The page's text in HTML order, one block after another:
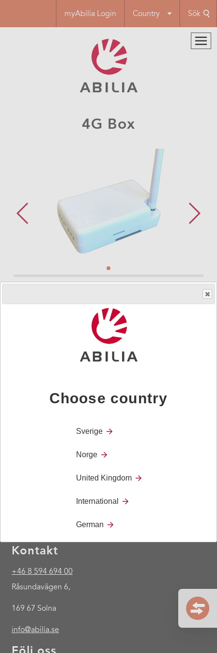
huvudinnehåll
myAbilia Login Country Sök
4G Box​
Sändarenhet för att skicka ​vidare signal från ett larm till ​
mobiltelefon via SMS.
Tillbehör
Kontakt
+46 8 594 694 00
Råsundavägen 6,
169 67 Solna
info@abilia.se
Choose country
Sverige
Norge
United Kingdom
International
German